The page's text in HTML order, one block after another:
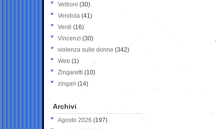
Veltroni (30)
Vendola (41)
Verdi (16)
Vincenzi (30)
violenza sulle donne (342)
Web (1)
Zingaretti (10)
zingari (14)
Archivi
Agosto 2026 (197)